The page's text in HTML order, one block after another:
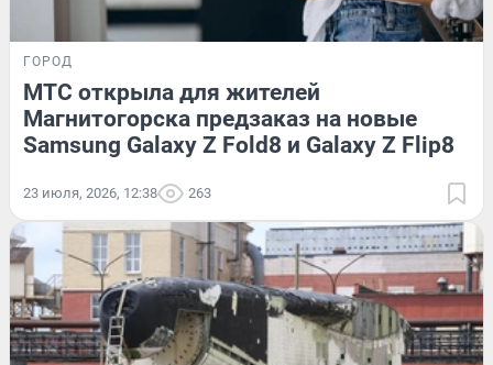
ГОРОД
МТС открыла для жителей
Магнитогорска предзаказ на новые
Samsung Galaxy Z Fold8 и Galaxy Z Flip8
23 июля, 2026, 12:38 263